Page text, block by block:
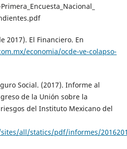
2017). El Financiero. En
economia/ocde-ve-colapso-
Social. (2017). Informe al
de la Unión sobre la
del Instituto Mexicano del
all/statics/pdf/informes/